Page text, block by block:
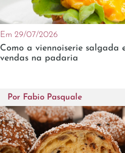
Em 29/07/2026
Como a viennoiserie salgada
vendas na padaria
Por Fabio Pasquale